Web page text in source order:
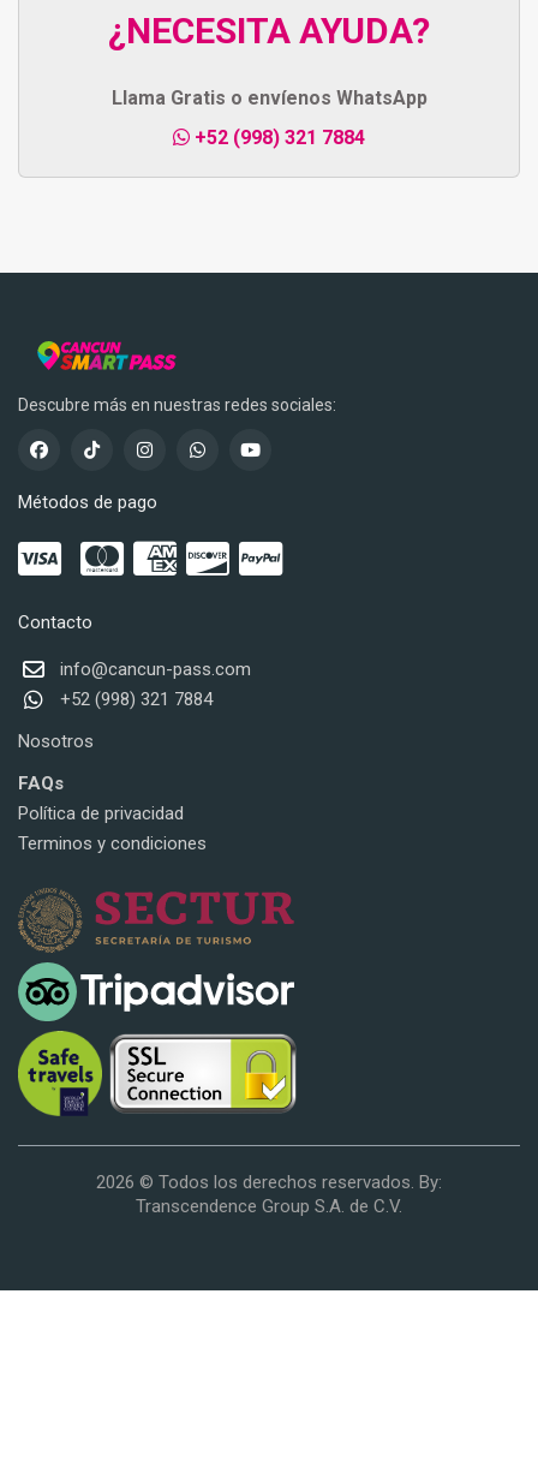
¿NECESITA AYUDA?
Llama Gratis o envíenos WhatsApp
+52 (998) 321 7884
Descubre más en nuestras redes sociales:
Métodos de pago
Contacto
info@cancun-pass.com
+52 (998) 321 7884
Nosotros
FAQs
Política de privacidad
Terminos y condiciones
2026 © Todos los derechos reservados. By:
Transcendence Group S.A. de C.V.